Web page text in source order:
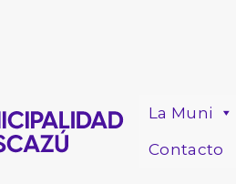
La Muni
Contacto